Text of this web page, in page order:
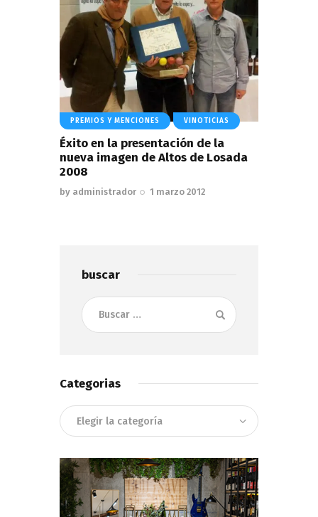
PREMIOS Y MENCIONES VINOTICIAS
Éxito en la presentación de la
nueva imagen de Altos de Losada
2008
by administrador 1 marzo 2012
buscar
Buscar:
Categorias
Categorias